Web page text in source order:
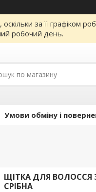
за її графіком
робочий день.
Умови обміну і
ЩІТКА ДЛЯ ВОЛОССЯ
СРІБНА